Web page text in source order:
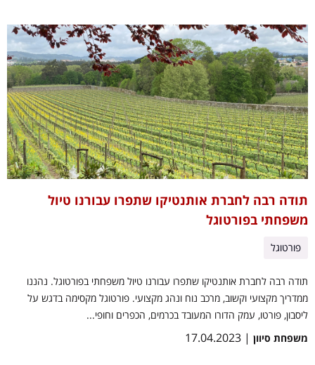
תודה רבה לחברת אותנטיקו שתפרו עבורנו טיול
משפחתי בפורטוגל
פורטוגל
תודה רבה לחברת אותנטיקו שתפרו עבורנו טיול משפחתי בפורטוגל. נהננו
ממדריך מקצועי וקשוב, מרכב נוח ונהג מקצועי. פורטוגל מקסימה בדגש על
ליסבון, פורטו, עמק הדורו המעובד בכרמים, הכפרים וחופי...
משפחת סיוון | 17.04.2023